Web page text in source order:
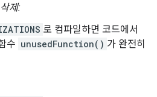
제:
로 컴파일하면 코드에서
수 unusedFunction() 가 완전히